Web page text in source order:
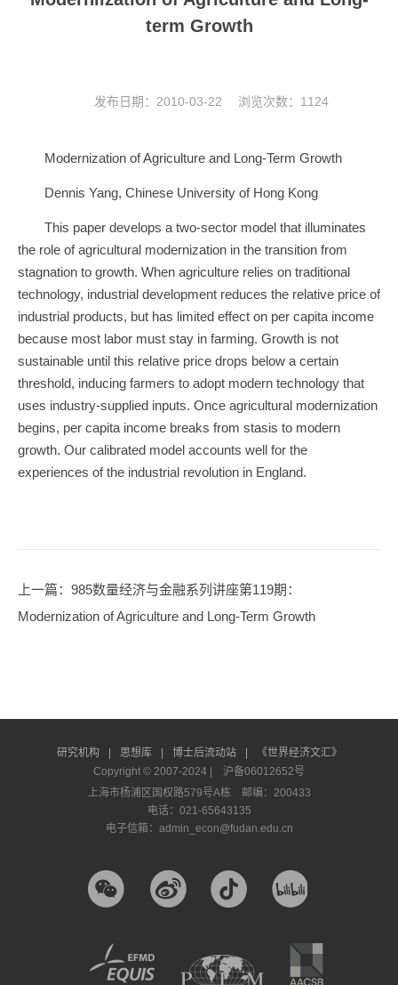
term Growth
发布日期：2010-03-22 浏览次数： 1124
Modernization of Agriculture and Long-Term Growth
Dennis Yang, Chinese University of Hong Kong
This paper develops a two-sector model that illuminates
the role of agricultural modernization in the transition from
stagnation to growth. When agriculture relies on traditional
technology, industrial development reduces the relative price of
industrial products, but has limited effect on per capita income
because most labor must stay in farming. Growth is not
sustainable until this relative price drops below a certain
threshold, inducing farmers to adopt modern technology that
uses industry-supplied inputs. Once agricultural modernization
begins, per capita income breaks from stasis to modern
growth. Our calibrated model accounts well for the
experiences of the industrial revolution in England.
上一篇：985数量经济与金融系列讲座第119期：
Modernization of Agriculture and Long-Term Growth
研究机构 思想库 博士后流动站
《世界经济文汇》
Copyright © 2007-2024 | 沪备06012652号
上海市杨浦区国权路579号A栋 邮编：200433
电话：021-65643135
电子信箱：admin_econ@fudan.edu.cn